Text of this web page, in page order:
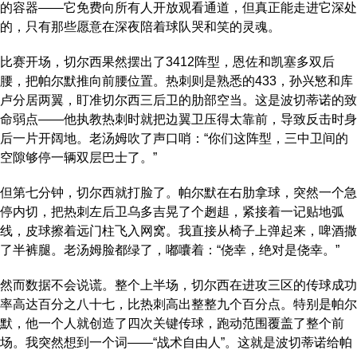
的容器——它免费向所有人开放观看通道，但真正能走进它深处
的，只有那些愿意在深夜陪着球队哭和笑的灵魂。
比赛开场，切尔西果然摆出了3412阵型，恩佐和凯塞多双后
腰，把帕尔默推向前腰位置。热刺则是熟悉的433，孙兴慜和库
卢分居两翼，盯准切尔西三后卫的肋部空当。这是波切蒂诺的致
命弱点——他执教热刺时就把边翼卫压得太靠前，导致反击时身
后一片开阔地。老汤姆吹了声口哨：“你们这阵型，三中卫间的
空隙够停一辆双层巴士了。”
但第七分钟，切尔西就打脸了。帕尔默在右肋拿球，突然一个急
停内切，把热刺左后卫乌多吉晃了个趔趄，紧接着一记贴地弧
线，皮球擦着远门柱飞入网窝。我直接从椅子上弹起来，啤酒撒
了半裤腿。老汤姆脸都绿了，嘟囔着：“侥幸，绝对是侥幸。”
然而数据不会说谎。整个上半场，切尔西在进攻三区的传球成功
率高达百分之八十七，比热刺高出整整九个百分点。特别是帕尔
默，他一个人就创造了四次关键传球，跑动范围覆盖了整个前
场。我突然想到一个词——“战术自由人”。这就是波切蒂诺给帕